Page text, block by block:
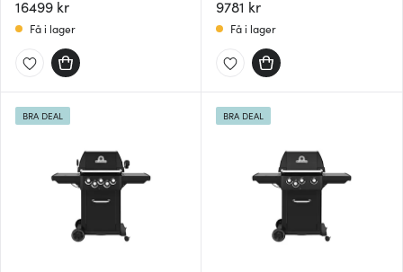
16499 kr
Få i lager
9781 kr
Få i lager
BRA DEAL BRA DEAL